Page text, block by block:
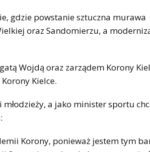
gdzie powstanie sztuczna murawa
oraz Sandomierzu, a
Wojdą oraz zarządem Korony
Kielce.
a jako minister sportu
Korony, ponieważ jestem tym